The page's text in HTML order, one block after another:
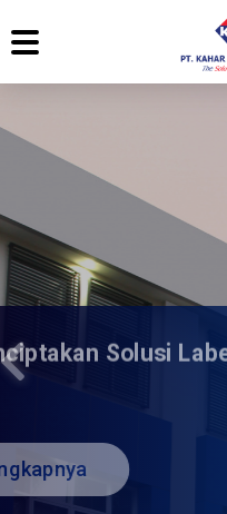
Fokus
Selengkapnya